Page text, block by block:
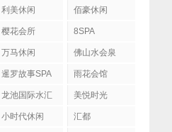
利美休闲 佰豪休闲
樱花会所 8SPA
万马休闲 佛山水会泉
暹罗故事SPA 雨花会馆
龙池国际水汇 美悦时光
小时代休闲 汇都